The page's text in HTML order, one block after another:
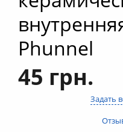
Phunnel
45 грн.
Задать